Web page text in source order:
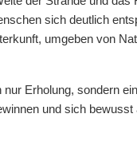
sich deutlich
umgeben von
Erholung, sondern
und sich